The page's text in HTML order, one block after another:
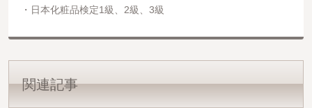
日本化粧品検定1級、2級、3級
関連記事